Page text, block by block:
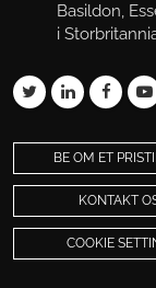
Basildon,
i
BE OM ET
KONTAKT
COOKIE